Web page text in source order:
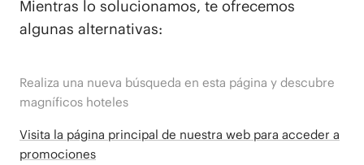
Mientras lo solucionamos, te ofrecemos
algunas alternativas:
Realiza una nueva búsqueda en esta página y descubre
magníficos hoteles
Visita la página principal de nuestra web para acceder a
promociones